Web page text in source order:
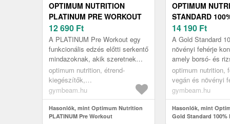
OPTIMUM NUTRITION
PLATINUM PRE WORKOUT
12 690 Ft
A PLATINUM Pre Workout egy
funkcionális edzés előtti serkentő
mindazoknak, akik szeretnek
meghódítani új kihívásokat.
Válogatott B3, B5, B6 és B12 ...
optimum nutrition, étrend-
kiegészítők,
teljesítményfokozók, edzés előtti
gymbeam.hu
Hasonlók, mint Optimum Nutrition
PLATINUM Pre Workout
OPTIMUM
STANDARD
14 190 Ft
A Gold Standard
növényi fehérje
amely borsó- és
komplexe.
vegetáriánusok,
optimum nutrition,
vegán és növényi
gymbeam.hu
Hasonlók, mint
Gold Standard 100%